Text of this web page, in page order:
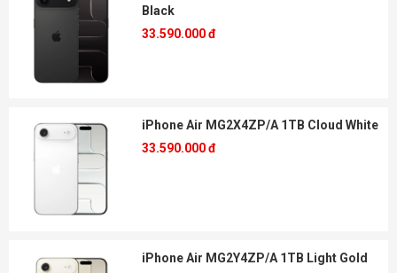
Black
33.590.000 đ
iPhone Air MG2X4ZP/A 1TB Cloud White
33.590.000 đ
iPhone Air MG2Y4ZP/A 1TB Light Gold